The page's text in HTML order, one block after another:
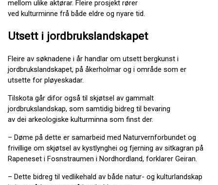
mellom ulike aktørar. Fleire prosjekt rører
ved kulturminne frå både eldre og nyare tid.
Utsett i jordbrukslandskapet
Fleire av søknadene i år handlar om utsett bergkunst i
jordbrukslandskapet, på åkerholmar og i område som er
utsette for pløyeskadar.
Tilskota går difor også til skjøtsel av gammalt
jordbrukslandskap, som samtidig bidreg til bevaring
av dei arkeologiske kulturminna som finst der.
– Døme på dette er samarbeid med Naturvernforbundet og
frivillige om skjøtsel av kystlynghei og fjerning av sitkagran på
Rapeneset i Fosnstraumen i Nordhordland, forklarer Geiran.
– Dette bidreg til vedlikehald av både natur- og kulturlandskap